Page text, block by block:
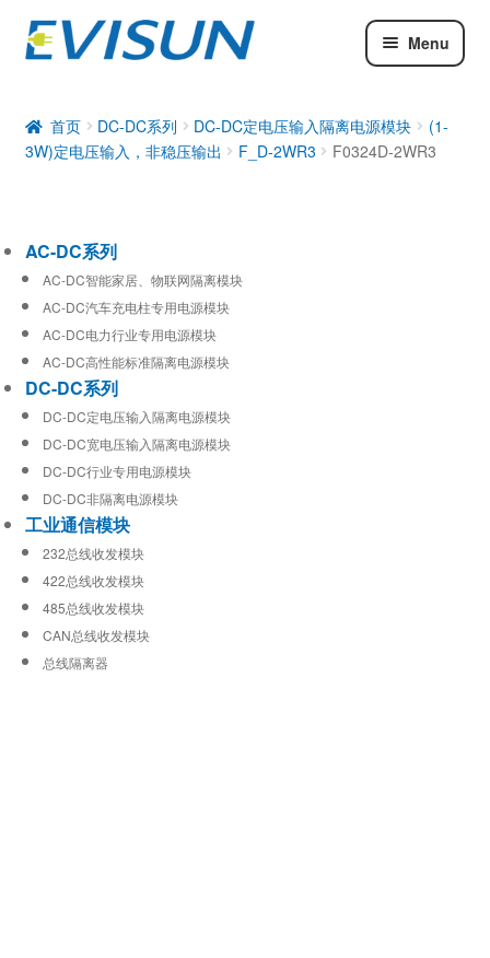
Menu
DC-DC系列
工业通信模块
首页 DC-DC系列 DC-DC定电压输入隔离电源模块
(1-
3W)定电压输入，非稳压输出
F_D-2WR3 F0324D-2WR3
AC-DC系列
AC-DC智能家居、物联网隔离模块
AC-DC汽车充电柱专用电源模块
AC-DC电力行业专用电源模块
AC-DC高性能标准隔离电源模块
DC-DC系列
DC-DC定电压输入隔离电源模块
DC-DC宽电压输入隔离电源模块
DC-DC行业专用电源模块
DC-DC非隔离电源模块
工业通信模块
232总线收发模块
422总线收发模块
485总线收发模块
CAN总线收发模块
总线隔离器